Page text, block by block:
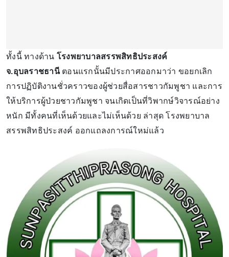
ทั้งนี้ ทางด้าน โรงพยาบาลสรรพสิทธิประสงค์
จ.อุบลราชธานีตอนแรกนั้นมีประกาศออกมาว่า ขอยกเลิก
การปฏิบัติงานชั่วคราวของผู้ช่วยสื่อสารชาวกัมพูชา และการ
ให้บริการผู้ป่วยชาวกัมพูชา จนเกิดเป็นที่วิพากษ์วิจารณ์อย่าง
หนัก มีทั้งคนที่เห็นด้วยและไม่เห็นด้วย ล่าสุด โรงพยาบาล
สรรพสิทธิประสงค์ ออกแถลงการณ์ใหม่แล้ว